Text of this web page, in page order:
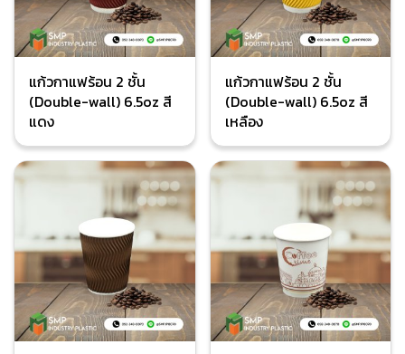
แก้วกาแฟร้อน 2 ชั้น
(Double-wall) 6.5oz สี
แดง
แก้วกาแฟร้อน 2 ชั้น
(Double-wall) 6.5oz สี
เหลือง